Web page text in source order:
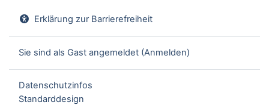
Erklärung zur Barrierefreiheit
Sie sind als Gast angemeldet (Anmelden)
Datenschutzinfos
Standarddesign